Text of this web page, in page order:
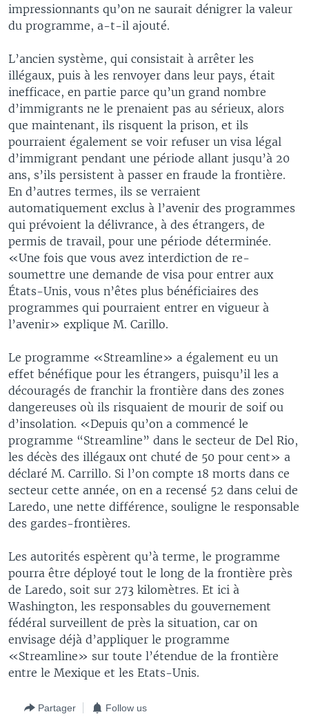
impressionnants qu’on ne saurait dénigrer la valeur
du programme, a-t-il ajouté.
L’ancien système, qui consistait à arrêter les
illégaux, puis à les renvoyer dans leur pays, était
inefficace, en partie parce qu’un grand nombre
d’immigrants ne le prenaient pas au sérieux, alors
que maintenant, ils risquent la prison, et ils
pourraient également se voir refuser un visa légal
d’immigrant pendant une période allant jusqu’à 20
ans, s’ils persistent à passer en fraude la frontière.
En d’autres termes, ils se verraient
automatiquement exclus à l’avenir des programmes
qui prévoient la délivrance, à des étrangers, de
permis de travail, pour une période déterminée.
«Une fois que vous avez interdiction de re-
soumettre une demande de visa pour entrer aux
États-Unis, vous n’êtes plus bénéficiaires des
programmes qui pourraient entrer en vigueur à
l’avenir» explique M. Carillo.
Le programme «Streamline» a également eu un
effet bénéfique pour les étrangers, puisqu’il les a
découragés de franchir la frontière dans des zones
dangereuses où ils risquaient de mourir de soif ou
d’insolation. «Depuis qu’on a commencé le
programme “Streamline” dans le secteur de Del Rio,
les décès des illégaux ont chuté de 50 pour cent» a
déclaré M. Carrillo. Si l’on compte 18 morts dans ce
secteur cette année, on en a recensé 52 dans celui de
Laredo, une nette différence, souligne le responsable
des gardes-frontières.
Les autorités espèrent qu’à terme, le programme
pourra être déployé tout le long de la frontière près
de Laredo, soit sur 273 kilomètres. Et ici à
Washington, les responsables du gouvernement
fédéral surveillent de près la situation, car on
envisage déjà d’appliquer le programme
«Streamline» sur toute l’étendue de la frontière
entre le Mexique et les Etats-Unis.
Partager Follow us